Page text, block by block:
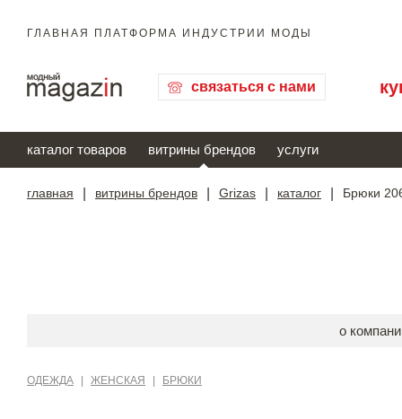
ГЛАВНАЯ ПЛАТФОРМА ИНДУСТРИИ МОДЫ
связаться с нами
каталог товаров витрины брендов услуги
главная витрины брендов Grizas каталог Брюки
о
ОДЕЖДА ЖЕНСКАЯ БРЮКИ